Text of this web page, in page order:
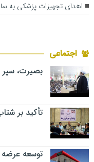
اهدای تجهیزات پزشکی به
اجتماعی
بصیرت، سپر
تأکید بر
توسعه